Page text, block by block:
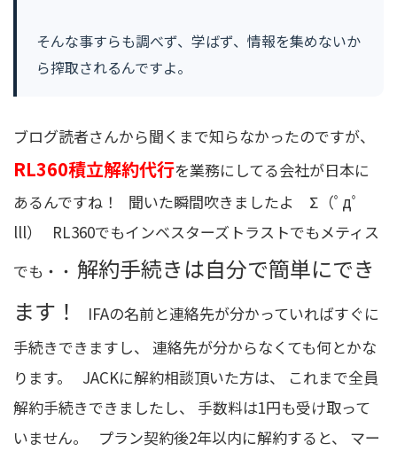
そんな事すらも調べず、学ばず、情報を集めないか
ら搾取されるんですよ。
ブログ読者さんから聞くまで知らなかったのですが、
RL360積立解約代行を業務にしてる会社が日本に
あるんですね！ 聞いた瞬間吹きましたよ Σ（ﾟдﾟ
lll） RL360でもインベスターズトラストでもメティス
でも・・ 解約手続きは自分で簡単にでき
ます！
IFAの名前と連絡先が分かっていればすぐに
手続きできますし、 連絡先が分からなくても何とかな
ります。 JACKに解約相談頂いた方は、 これまで全員
解約手続きできましたし、 手数料は1円も受け取って
いません。 プラン契約後2年以内に解約すると、 マー